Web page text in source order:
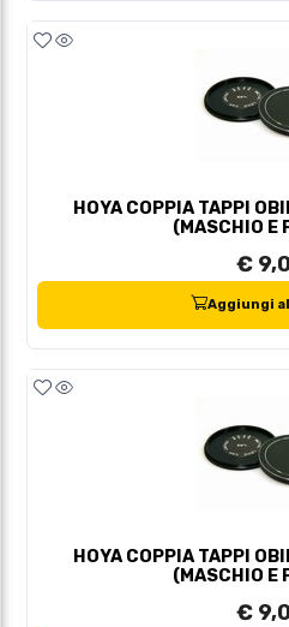
HOYA COPPIA TAPPI
(MASCHIO E
€
Aggiungi
HOYA COPPIA TAPPI
(MASCHIO E
€